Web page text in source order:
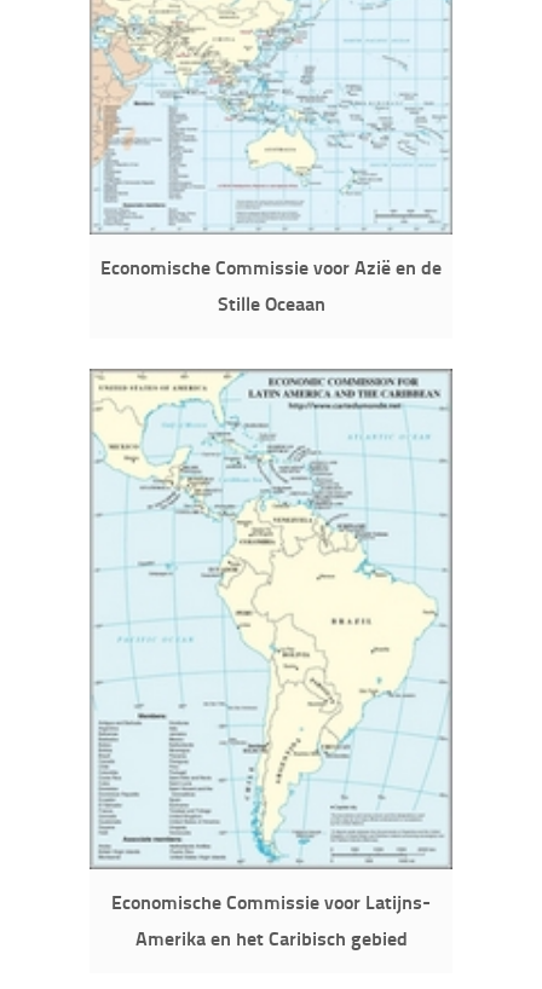
Economische Commissie voor Azië en de
Stille Oceaan
Economische Commissie voor Latijns-
Amerika en het Caribisch gebied